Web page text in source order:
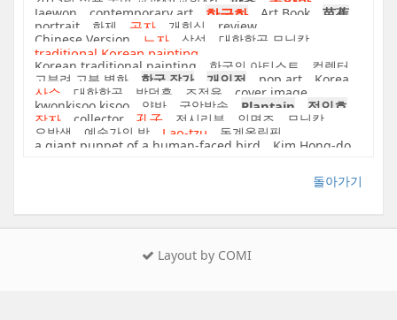
Jaewon contemporary art 한국화 Art Book 芭蕉
portrait 화제 공자 개회식 review
Chinese Version 노자 삼성 대한항공 모닝캄
traditional Korean painting
Korean traditional painting 한국의 아티스트 컬렉터
고부려 고분 벽화 한국 작가 개인전 pop art Korea
산수 대한항공 박덕흠 조정육 cover image
kwonkisoo.kisoo 양반 국악방송 Plantain 정인호
장자 collector 孔子 전시리뷰 인면조 모닝캄
오방색 예술가의 방 Lao-tzu 동계올림픽
a giant puppet of a human-faced bird Kim Hong-do
돌아가기
Layout by COMI